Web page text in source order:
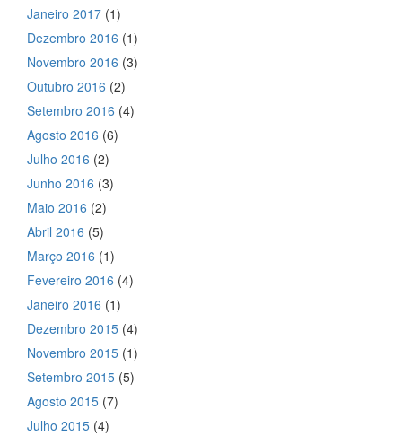
Janeiro 2017 (1)
Dezembro 2016 (1)
Novembro 2016 (3)
Outubro 2016 (2)
Setembro 2016 (4)
Agosto 2016 (6)
Julho 2016 (2)
Junho 2016 (3)
Maio 2016 (2)
Abril 2016 (5)
Março 2016 (1)
Fevereiro 2016 (4)
Janeiro 2016 (1)
Dezembro 2015 (4)
Novembro 2015 (1)
Setembro 2015 (5)
Agosto 2015 (7)
Julho 2015 (4)